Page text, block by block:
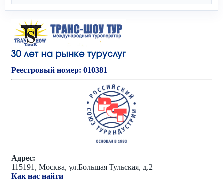
Реестровый номер: 010381
Адрес:
115191, Москва, ул.Большая Тульская, д.2
Как нас найти